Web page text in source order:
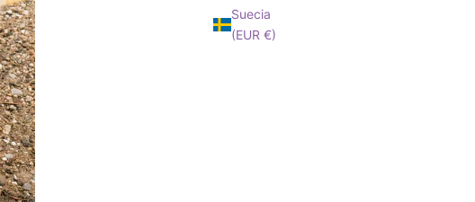
Suecia
(EUR €)